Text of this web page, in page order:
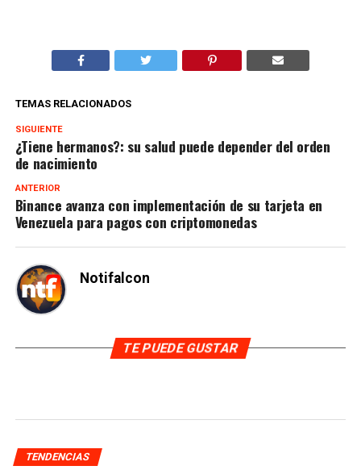
TEMAS RELACIONADOS
SIGUIENTE
¿Tiene hermanos?: su salud puede depender del orden
de nacimiento
ANTERIOR
Binance avanza con implementación de su tarjeta en
Venezuela para pagos con criptomonedas
Notifalcon
TE PUEDE GUSTAR
TENDENCIAS